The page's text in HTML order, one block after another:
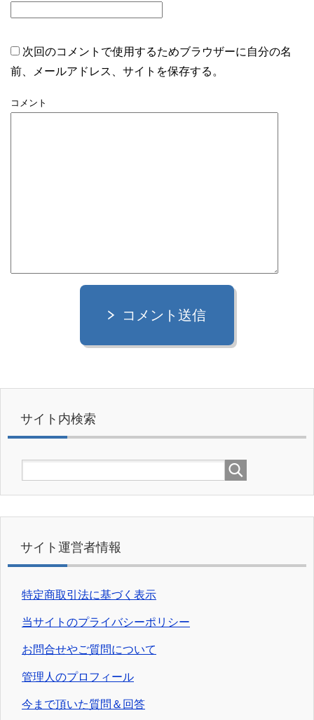
次回のコメントで使用するためブラウザーに自分の名
前、メールアドレス、サイトを保存する。
コメント
コメント送信
サイト内検索
サイト運営者情報
特定商取引法に基づく表示
当サイトのプライバシーポリシー
お問合せやご質問について
管理人のプロフィール
今まで頂いた質問＆回答